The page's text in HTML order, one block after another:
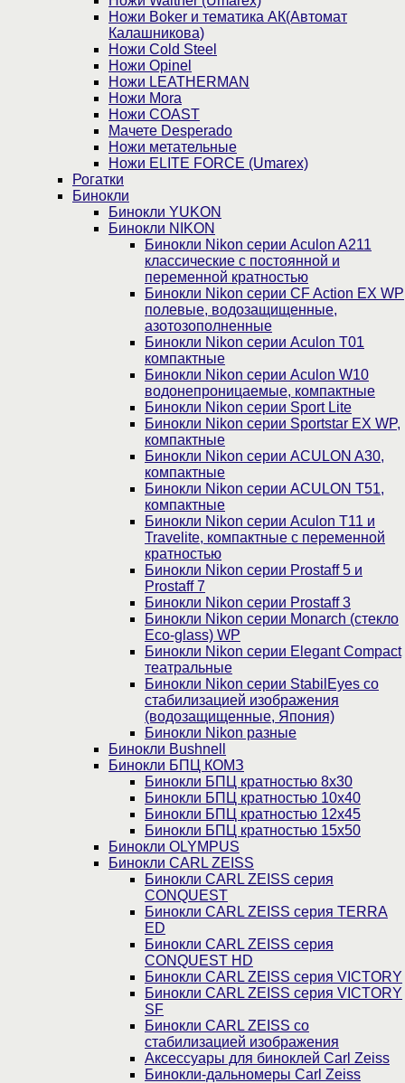
Ножи Boker и тематика АК(Автомат
Калашникова)
Ножи Cold Steel
Ножи Opinel
Ножи LEATHERMAN
Ножи Mora
Ножи COAST
Мачете Desperado
Ножи метательные
Ножи ELITE FORCE (Umarex)
Рогатки
Бинокли
Бинокли YUKON
Бинокли NIKON
Бинокли Nikon серии Aculon A211
классические с постоянной и
переменной кратностью
Бинокли Nikon серии СF Action EX WP
полевые, водозащищенные,
азотозополненные
Бинокли Nikon серии Aculon T01
компактные
Бинокли Nikon серии Aculon W10
водонепроницаемые, компактные
Бинокли Nikon серии Sport Lite
Бинокли Nikon серии Sportstar EX WP,
компактные
Бинокли Nikon серии ACULON A30,
компактные
Бинокли Nikon серии ACULON Т51,
компактные
Бинокли Nikon серии Aculon T11 и
Travelite, компактные с переменной
кратностью
Бинокли Nikon серии Prostaff 5 и
Prostaff 7
Бинокли Nikon серии Prostaff 3
Бинокли Nikon серии Monarch (стекло
Eco-glass) WP
Бинокли Nikon серии Elegant Compact
театральные
Бинокли Nikon серии StabilEyes со
стабилизацией изображения
(водозащищенные, Япония)
Бинокли Nikon разные
Бинокли Bushnell
Бинокли БПЦ КОМЗ
Бинокли БПЦ кратностью 8х30
Бинокли БПЦ кратностью 10х40
Бинокли БПЦ кратностью 12х45
Бинокли БПЦ кратностью 15х50
Бинокли OLYMPUS
Бинокли CARL ZEISS
Бинокли CARL ZEISS серия
CONQUEST
Бинокли CARL ZEISS серия TERRA
ED
Бинокли CARL ZEISS серия
CONQUEST HD
Бинокли CARL ZEISS серия VICTORY
Бинокли CARL ZEISS серия VICTORY
SF
Бинокли CARL ZEISS со
стабилизацией изображения
Аксессуары для биноклей Carl Zeiss
Бинокли-дальномеры Carl Zeiss